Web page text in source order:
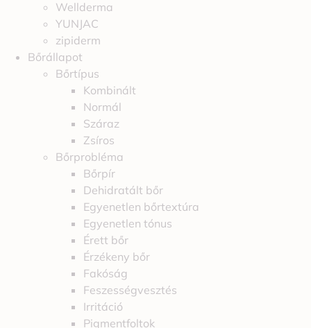
Wellderma
YUNJAC
zipiderm
Bőrállapot
Bőrtípus
Kombinált
Normál
Száraz
Zsíros
Bőrprobléma
Bőrpír
Dehidratált bőr
Egyenetlen bőrtextúra
Egyenetlen tónus
Érett bőr
Érzékeny bőr
Fakóság
Feszességvesztés
Irritáció
Pigmentfoltok